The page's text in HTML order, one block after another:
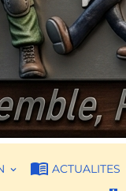
ACTUALITES